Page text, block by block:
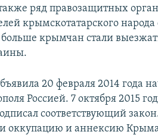
ряд правозащитных
крымскотатарского народа
крымчан стали
20 февраля 2014 года
Россией. 7 октября 2015
соответствующий
оккупацию и аннексию